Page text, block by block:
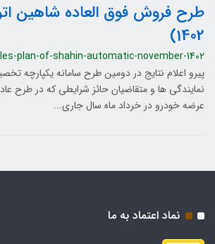
طرح فروش فوق العاده شاهین
1402)
plan-of-shahin-automatic-november-1402
پیرو اعلام نتايج در دومین طرح سامانه يكپارچه
نمايندگی ها و متقاضیان حائز شرايطی که در طرح
عرضه خودرو در خرداد ماه سال جاري...
نماد اعتماد به ما